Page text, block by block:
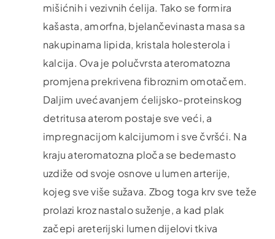
mišićnih i vezivnih ćelija. Tako se formira
kašasta, amorfna, bjelančevinasta masa sa
nakupinama lipida, kristala holesterola i
kalcija. Ova je polučvrsta ateromatozna
promjena prekrivena fibroznim omotačem.
Daljim uvećavanjem ćelijsko-proteinskog
detritusa aterom postaje sve veći, a
impregnacijom kalcijumom i sve čvršći. Na
kraju ateromatozna ploča se bedemasto
uzdiže od svoje osnove u lumen arterije,
kojeg sve više sužava. Zbog toga krv sve teže
prolazi kroz nastalo suženje, a kad plak
začepi areterijski lumen dijelovi tkiva